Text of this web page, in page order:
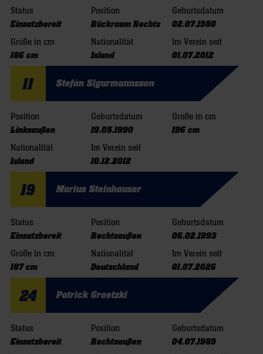
Status
Einsatzbereit
Position
Rückraum Rechts
Geburtsdatum
02.07.1980
Größe in cm
186 cm
Nationalität
Island
Im Verein seit
01.07.2012
11 Stefán Sigurmannsson
Position
Linksaußen
Geburtsdatum
19.05.1990
Größe in cm
196 cm
Nationalität
Island
Im Verein seit
10.12.2012
19 Marius Steinhauser
Status
Einsatzbereit
Position
Rechtsaußen
Geburtsdatum
06.02.1993
Größe in cm
187 cm
Nationalität
Deutschland
Im Verein seit
01.07.2026
24 Patrick Groetzki
Status
Einsatzbereit
Position
Rechtsaußen
Geburtsdatum
04.07.1989